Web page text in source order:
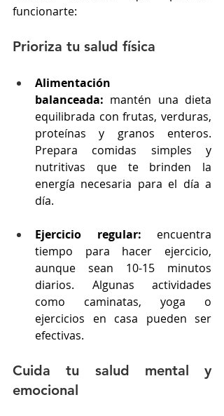
funcionarte:
Prioriza tu salud física
Alimentación
balanceada: mantén una dieta
equilibrada con frutas, verduras,
proteínas y granos enteros.
Prepara comidas simples y
nutritivas que te brinden la
energía necesaria para el día a
día.
Ejercicio regular: encuentra
tiempo para hacer ejercicio,
aunque sean 10-15 minutos
diarios. Algunas actividades
como caminatas, yoga o
ejercicios en casa pueden ser
efectivas.
Cuida tu salud mental y
emocional